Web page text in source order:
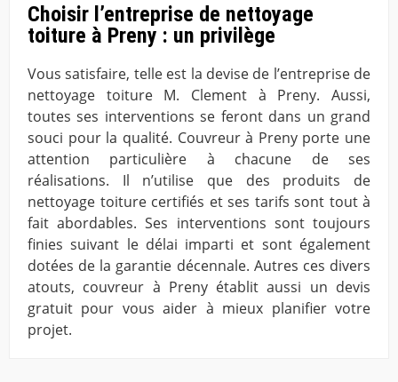
Choisir l’entreprise de nettoyage
toiture à Preny : un privilège
Vous satisfaire, telle est la devise de l’entreprise de
nettoyage toiture M. Clement à Preny. Aussi,
toutes ses interventions se feront dans un grand
souci pour la qualité. Couvreur à Preny porte une
attention particulière à chacune de ses
réalisations. Il n’utilise que des produits de
nettoyage toiture certifiés et ses tarifs sont tout à
fait abordables. Ses interventions sont toujours
finies suivant le délai imparti et sont également
dotées de la garantie décennale. Autres ces divers
atouts, couvreur à Preny établit aussi un devis
gratuit pour vous aider à mieux planifier votre
projet.